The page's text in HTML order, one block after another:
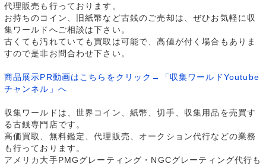
代理販売も行っております。
お持ちのコイン、旧紙幣など古銭のご売却は、ぜひお気軽に収
集ワールドへご相談は下さい。
古くても汚れていても買取は可能で、高値が付く場合もありま
すので是非お問合わせ下さい。
商品展示PR動画はこちらをクリック→「収集ワールドYoutube
チャンネル」へ
収集ワールドは、世界コイン、紙幣、切手、収集用品を売買す
る古銭専門店です。
高価買取、無料鑑定、代理販売、オークション代行などの業務
も行っております。
アメリカ大手PMGグレーティング・NGCグレーティング代行も